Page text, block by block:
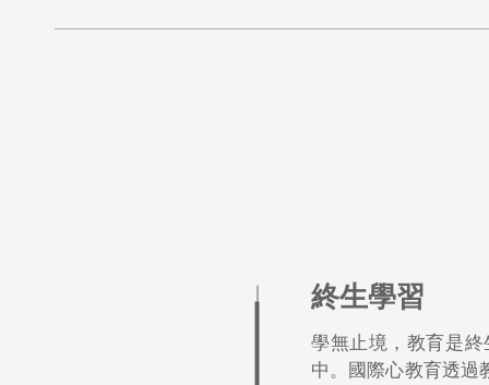
​終生學習
學無止境，教育是
中。國際心教育透過